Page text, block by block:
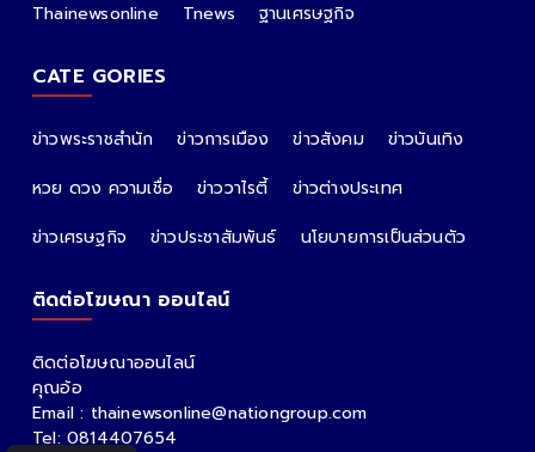
Thainewsonline
Tnews ฐานเศรษฐกิจ
CATE GORIES
ข่าวพระราชสำนัก ข่าวการเมือง ข่าวสังคม
ข่าวบันเทิง
หวย ดวง ความเชื่อ
ข่าววาไรตี้
ข่าวต่างประเทศ
ข่าวเศรษฐกิจ
ข่าวประชาสัมพันธ์ นโยบายการเป็นส่วนตัว
ติดต่อโฆษณา ออนไลน์
ติดต่อโฆษณาออนไลน์
คุณอ้อ
Email : thainewsonline@nationgroup.com
Tel: 0814407654